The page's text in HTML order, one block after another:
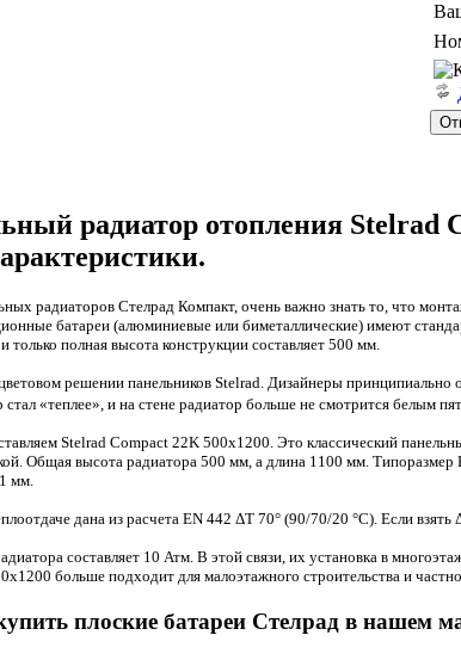
радиатор отопления Stelrad
радиаторов Стелрад Компакт, очень важно знать то, что
батареи (алюминиевые или биметаллические) имеют
полная высота конструкции составляет 500 мм.
решении панельников Stelrad. Дизайнеры
стал «теплее», и на стене радиатор больше не смотрится белым
Stelrad Compact 22K 500х1200. Это классический
Общая высота радиатора 500 мм, а длина 1100 мм. Типоразмер
мм.
дана из расчета EN 442 ΔT 70° (90/70/20 °C). Если взять
составляет 10 Атм. В этой связи, их установка в
больше подходит для малоэтажного строительства и
плоские батареи Стелрад в нашем